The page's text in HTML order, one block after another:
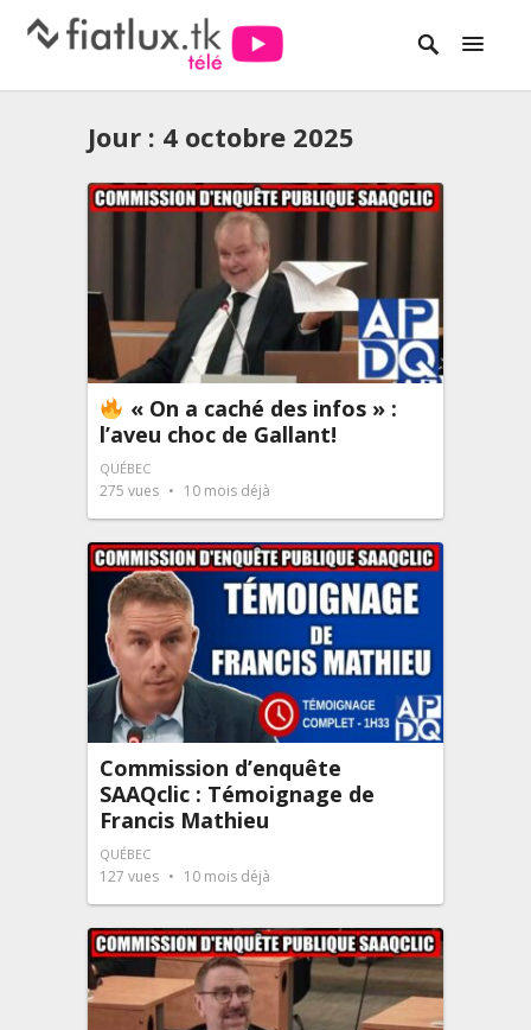
Jour : 4 octobre 2025
« On a caché des infos » :
l’aveu choc de Gallant!
QUÉBEC
275 vues 10 mois déjà
Commission d’enquête
SAAQclic : Témoignage de
Francis Mathieu
QUÉBEC
127 vues 10 mois déjà